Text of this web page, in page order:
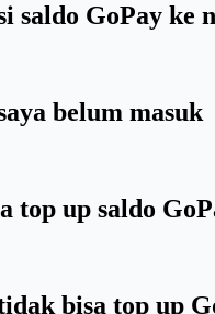
saldo GoPay ke
belum masuk
top up saldo
bisa top up